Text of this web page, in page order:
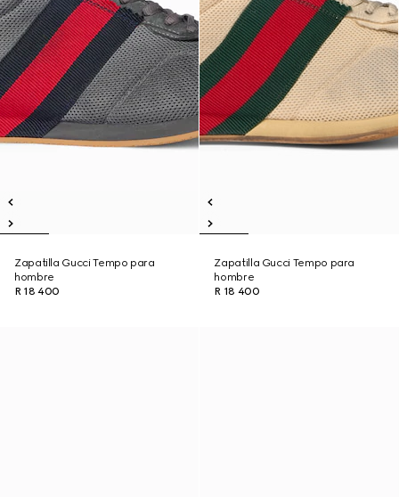
Zapatilla Gucci Tempo para
hombre
R 18 400
Zapatilla Gucci Tempo para
hombre
R 18 400